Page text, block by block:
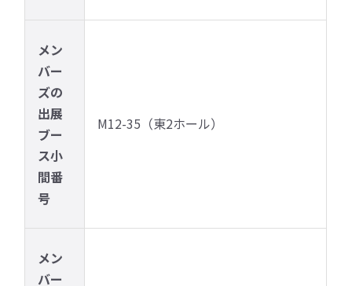
メン
バー
ズの
出展
ブー
ス小
間番
号
M12-35（東2ホール）
メン
バー